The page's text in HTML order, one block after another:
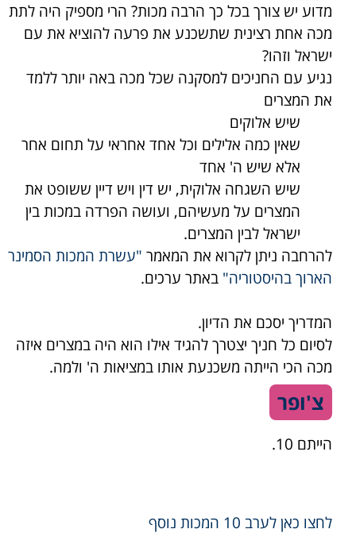
מדוע יש צורך בכל כך הרבה מכות? הרי מספיק היה לתת
מכה אחת רצינית שתשכנע את פרעה להוציא את עם
ישראל וזהו?
נגיע עם החניכים למסקנה שכל מכה באה יותר ללמד
את המצרים
שיש אלוקים
שאין כמה אלילים וכל אחד אחראי על תחום אחר
אלא שיש ה' אחד
שיש השגחה אלוקית, יש דין ויש דיין ששופט את
המצרים על מעשיהם, ועושה הפרדה במכות בין
ישראל לבין המצרים.
להרחבה ניתן לקרוא את המאמר "עשרת המכות הסמינר
הארוך בהיסטוריה" באתר ערכים.
המדריך יסכם את הדיון.
לסיום כל חניך יצטרך להגיד אילו הוא היה במצרים איזה
מכה הכי הייתה משכנעת אותו במציאות ה' ולמה.
צ'ופר
הייתם 10.
לחצו כאן לערב 10 המכות נוסף